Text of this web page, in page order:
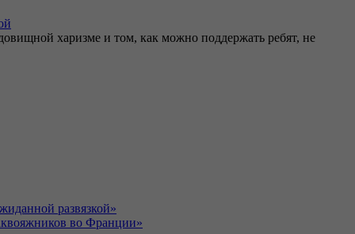
харизме и том, как можно поддержать ребят, не
развязкой»
во Франции»